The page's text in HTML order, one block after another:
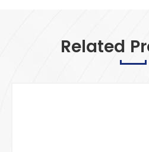
Related